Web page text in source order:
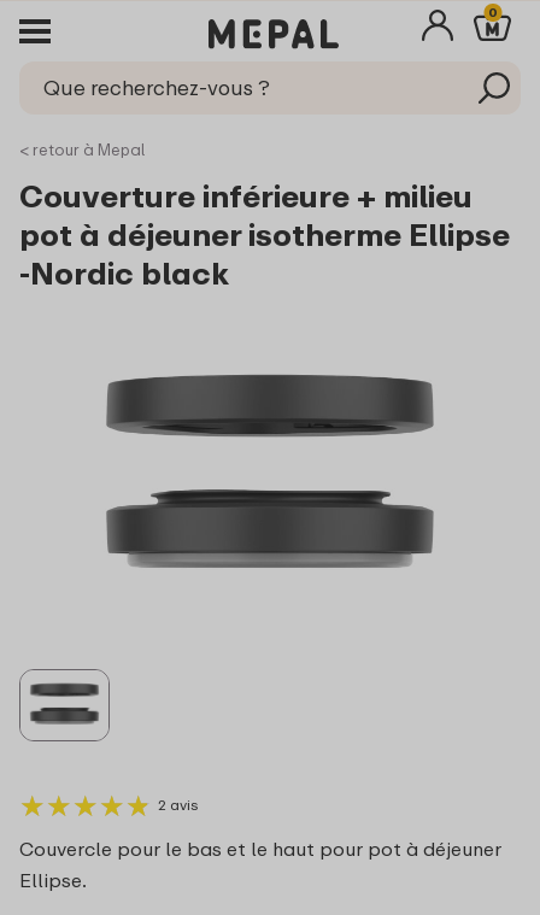
0
< retour à Mepal
Couverture inférieure + milieu
pot à déjeuner isotherme Ellipse
-Nordic black
★★★★★
★★★★★ 2 avis
Couvercle pour le bas et le haut pour pot à déjeuner
Ellipse.